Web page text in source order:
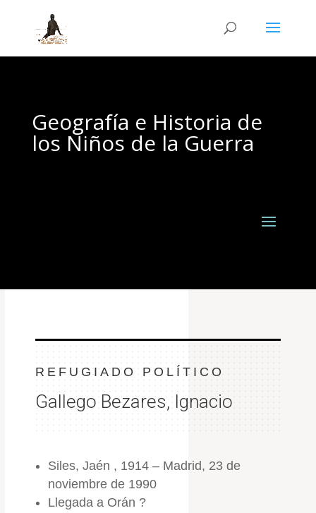
Geografía e Historia de
los Niños de la Guerra
REFUGIADO POLÍTICO
Gallego Bezares, Ignacio
Siles, Jaén , 1914 – Madrid, 23 de
noviembre de 1990
Llegada a Orán ?